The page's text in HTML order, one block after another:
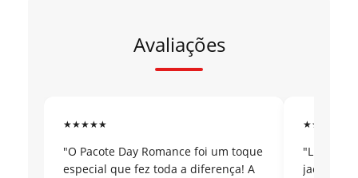
Avaliações
★★★★★
"O Pacote Day Romance foi um toque
especial que fez toda a diferença! A
★★★★★
"Lugar
jacuzzi